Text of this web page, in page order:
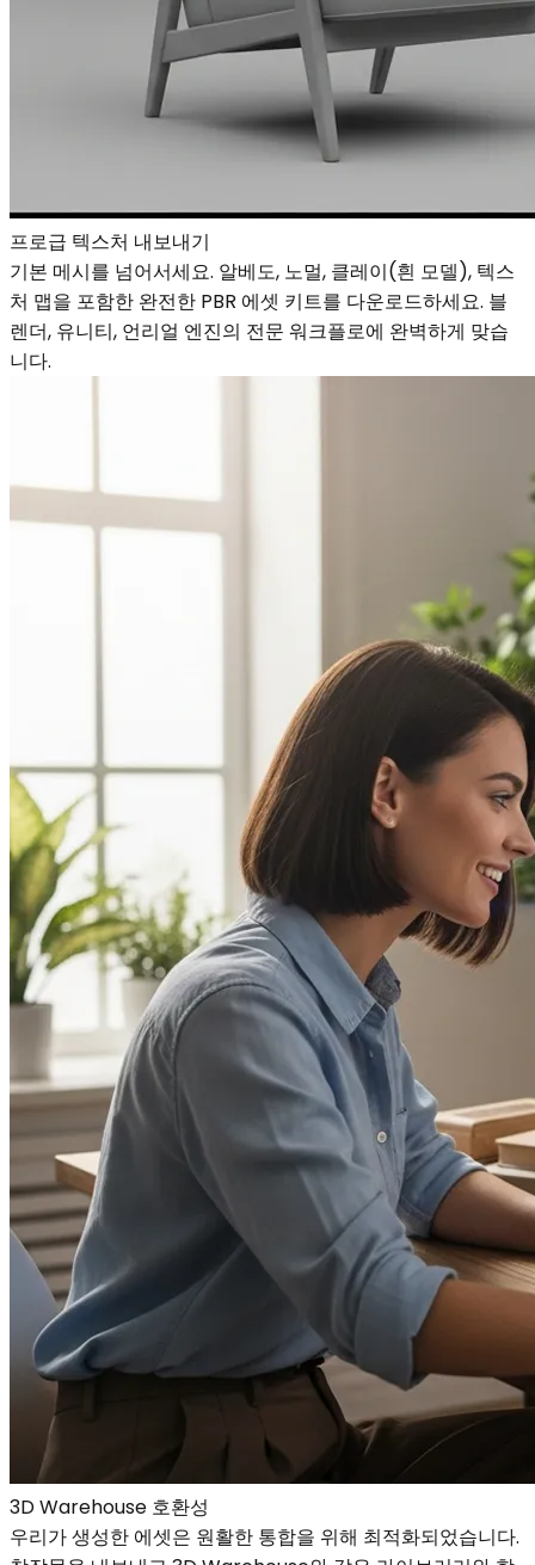
프로급 텍스처 내보내기
기본 메시를 넘어서세요. 알베도, 노멀, 클레이(흰 모델), 텍스
처 맵을 포함한 완전한 PBR 에셋 키트를 다운로드하세요. 블
렌더, 유니티, 언리얼 엔진의 전문 워크플로에 완벽하게 맞습
니다.
3D Warehouse 호환성
우리가 생성한 에셋은 원활한 통합을 위해 최적화되었습니다.